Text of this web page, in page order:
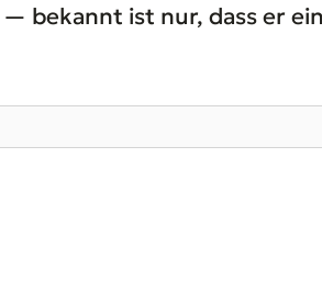
bekannt ist nur, dass er